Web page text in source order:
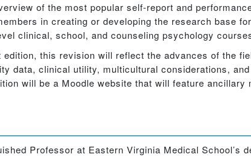
of the most popular self-report and
in creating or developing the research base
clinical, school, and counseling psychology
this revision will reflect the advances of the
data, clinical utility, multicultural considerations,
will be a Moodle website that will feature ancillary
Professor at Eastern Virginia Medical School’s